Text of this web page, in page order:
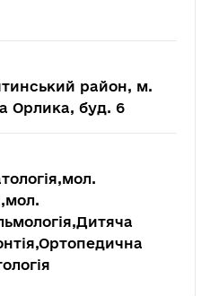
район, м.
Орлика, буд. 6